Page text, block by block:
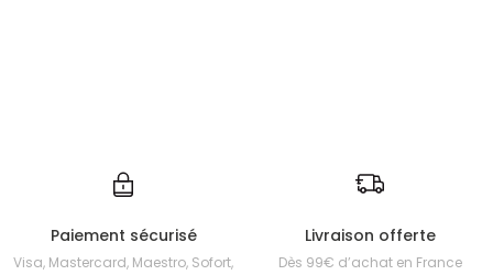
Paiement sécurisé
Visa, Mastercard, Maestro, Sofort,
Livraison offerte
Dès 99€ d’achat en France